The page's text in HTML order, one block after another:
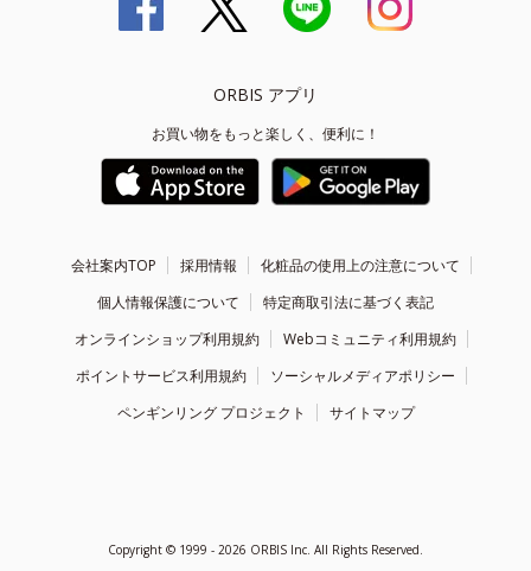
ORBIS アプリ
お買い物をもっと楽しく、便利に！
会社案内TOP 採用情報
化粧品の使用上の注意について
個人情報保護について
特定商取引法に基づく表記
オンラインショップ利用規約
Webコミュニティ利用規約
ポイントサービス利用規約
ソーシャルメディアポリシー
ペンギンリング プロジェクト
サイトマップ
Copyright © 1999 - 2026 ORBIS Inc. All Rights Reserved.